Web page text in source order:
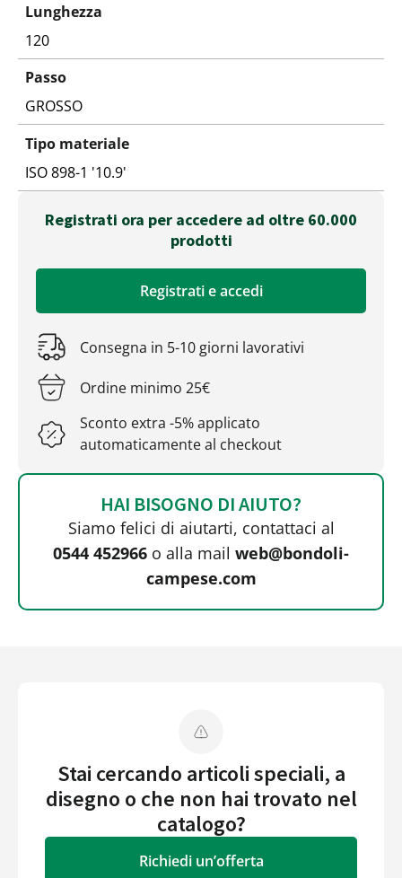
Lunghezza
120
Passo
GROSSO
Tipo materiale
ISO 898-1 '10.9'
Registrati ora per accedere ad oltre 60.000
prodotti
Registrati e accedi
Consegna in 5-10 giorni lavorativi
Ordine minimo 25€
Sconto extra -5% applicato
automaticamente al checkout
HAI BISOGNO DI AIUTO?
Siamo felici di aiutarti, contattaci al
0544 452966 o alla mail web@bondoli-
campese.com
Stai cercando articoli speciali, a
disegno o che non hai trovato nel
catalogo?
Richiedi un’offerta